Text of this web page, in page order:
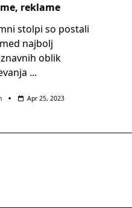
reklame
stolpi so postali
najbolj
oblik
...
Apr 25, 2023